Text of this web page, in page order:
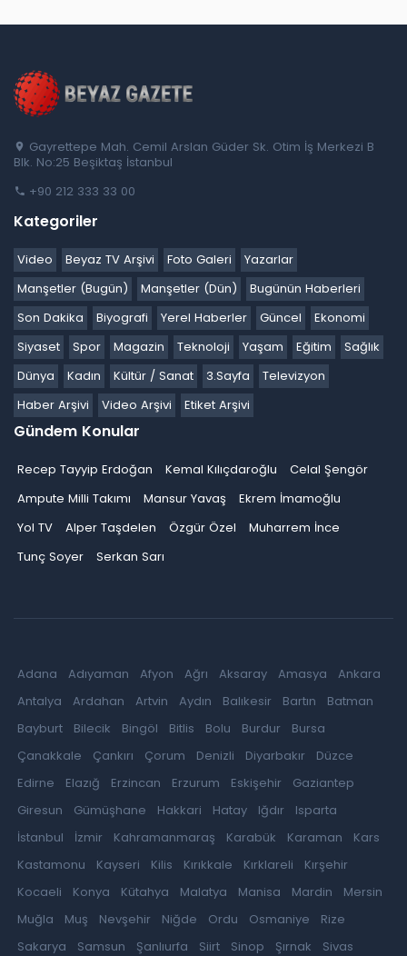
Gayrettepe Mah. Cemil Arslan Güder Sk. Otim İş Merkezi B
Blk. No:25 Beşiktaş İstanbul
+90 212 333 33 00
Kategoriler
Video Beyaz TV Arşivi Foto Galeri
Yazarlar
Manşetler (Bugün)
Manşetler (Dün)
Bugünün Haberleri
Son Dakika
Biyografi Yerel Haberler Güncel
Ekonomi
Siyaset
Spor Magazin Teknoloji Yaşam Eğitim
Sağlık
Dünya
Kadın Kültür / Sanat 3.Sayfa
Televizyon
Haber Arşivi
Video Arşivi Etiket Arşivi
Gündem Konular
Recep Tayyip Erdoğan Kemal Kılıçdaroğlu
Celal Şengör
Ampute Milli Takımı
Mansur Yavaş
Ekrem İmamoğlu
Yol TV
Alper Taşdelen Özgür Özel
Muharrem İnce
Tunç Soyer
Serkan Sarı
Adana Adıyaman Afyon Ağrı Aksaray Amasya
Ankara
Antalya
Ardahan Artvin Aydın Balıkesir Bartın
Batman
Bayburt
Bilecik Bingöl Bitlis Bolu Burdur
Bursa
Çanakkale
Çankırı Çorum Denizli Diyarbakır
Düzce
Edirne
Elazığ Erzincan Erzurum Eskişehir
Gaziantep
Giresun
Gümüşhane Hakkari Hatay Iğdır
Isparta
İstanbul
İzmir Kahramanmaraş Karabük Karaman
Kars
Kastamonu
Kayseri Kilis Kırıkkale Kırklareli
Kırşehir
Kocaeli
Konya Kütahya Malatya Manisa Mardin
Mersin
Muğla
Muş Nevşehir Niğde Ordu Osmaniye
Rize
Sakarya
Samsun Şanlıurfa Siirt Sinop Şırnak Sivas